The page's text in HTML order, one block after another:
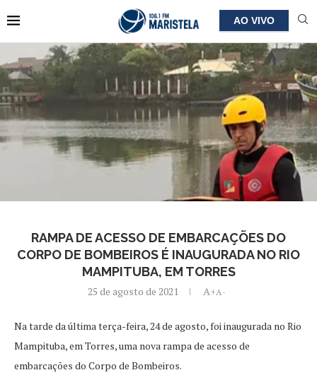
AO VIVO
RAMPA DE ACESSO DE EMBARCAÇÕES DO
CORPO DE BOMBEIROS É INAUGURADA NO RIO
MAMPITUBA, EM TORRES
25 de agosto de 2021 A+A-
Na tarde da última terça-feira, 24 de agosto, foi inaugurada no Rio
Mampituba, em Torres, uma nova rampa de acesso de
embarcações do Corpo de Bombeiros.